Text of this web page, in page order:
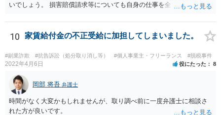
いでしょう。 損害賠償請求等についても自身の仕事を全て処理してか
10 家賃給付金の不正受給に加担してしまいました。
#副業詐欺 #抗告訴訟（処分取り消し等） #個人事業主・フリーランス #脱税事件
2022年4月6日 役にたった 8
岡部 将吾 弁護士
時間がなく大変かもしれませんが、取り調べ前に一度弁護士に相談さ
れた方が良いです。